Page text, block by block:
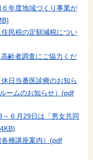
年度地域づくり事業が
民税の定額減税につい
齢者調査にご協力くだ
日当番医診療のお知ら
ームのお知らせ） (pdf
６月29日は「男女共同
種講座案内） (pdf